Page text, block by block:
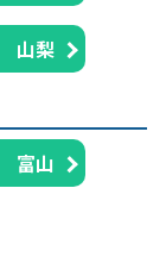
山梨
富山